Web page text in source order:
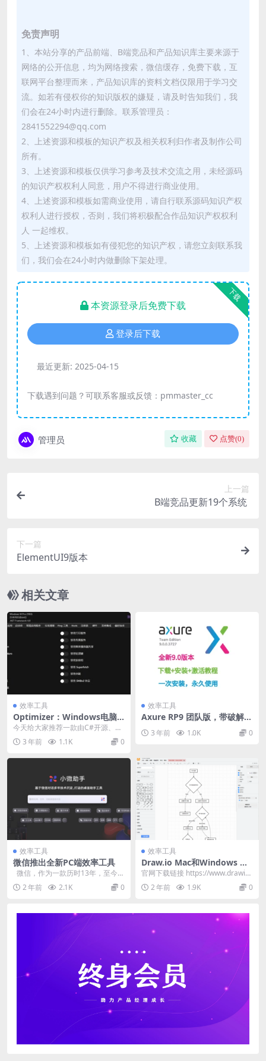
免责声明
1、本站分享的产品前端、B端竞品和产品知识库主要来源于
网络的公开信息，均为网络搜索，微信缓存，免费下载，互
联网平台整理而来，产品知识库的资料文档仅限用于学习交
流。如若有侵权你的知识版权的嫌疑，请及时告知我们，我
们会在24小时内进行删除。联系管理员：
2841552294@qq.com
2、上述资源和模板的知识产权及相关权利归作者及制作公司
所有。
3、上述资源和模板仅供学习参考及技术交流之用，未经源码
的知识产权权利人同意，用户不得进行商业使用。
4、上述资源和模板如需商业使用，请自行联系源码知识产权
权利人进行授权，否则，我们将积极配合作品知识产权权利
人 一起维权。
5、上述资源和模板如有侵犯您的知识产权，请您立刻联系我
们，我们会在24小时内做删除下架处理。
下载
本资源登录后免费下载
登录后下载
最近更新: 2025-04-15
下载遇到问题？可联系客服或反馈：pmmaster_cc
管理员 收藏 点赞(0)
上一篇
B端竞品更新19个系统
下一篇
ElementUI9版本
相关文章
效率工具
Optimizer：Windows电脑
优化设置工具1
今天给大家推荐一款由C#开源、功
能强大、免费的Windows系统优化
工具 - O...
3 年前 1.1K 0
效率工具
Axure RP9 团队版，带破解的
3 年前 1.0K 0
效率工具
微信推出全新PC端效率工具
微信，作为一款历时13年，至今月
活超13亿的国民级产品，一直为人
们所期待在A...
2 年前 2.1K 0
效率工具
Draw.io Mac和Windows 应
用下载
官网下载链接 https://www.drawio.
com/ 有人链接打不开，我...
2 年前 1.9K 0